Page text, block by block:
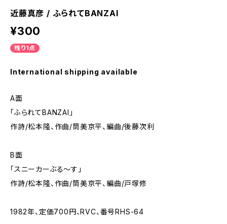
近藤真彦 / ふられてBANZAI
¥300
残り1点
International shipping available
A面
「ふられてBANZAI」
作詩/松本隆、作曲/筒美京平、編曲/後藤次利
B面
「スニーカーぶる〜す」
作詩/松本隆、作曲/筒美京平、編曲/戸塚修
1982年、定価700円、RVC、番号RHS-64